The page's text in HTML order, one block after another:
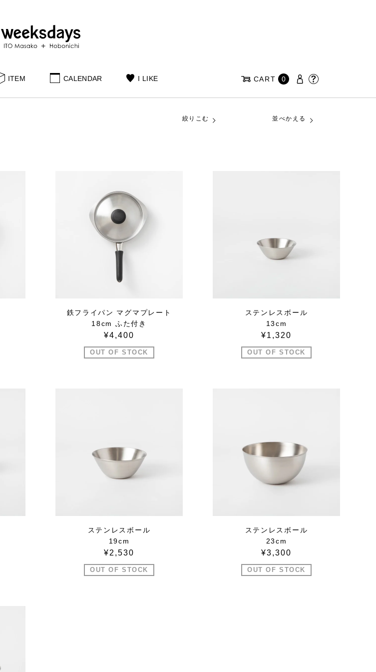
ITEM CALENDAR I LIKE CART 0
絞りこむ 並べかえる
鉄フライパン マグマプレート
18cm ふた付き
¥4,400
OUT OF STOCK
ステンレスボール
13cm
¥1,320
OUT OF STOCK
ステンレスボール
19cm
¥2,530
OUT OF STOCK
ステンレスボール
23cm
¥3,300
OUT OF STOCK